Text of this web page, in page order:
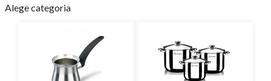
Alege categoria